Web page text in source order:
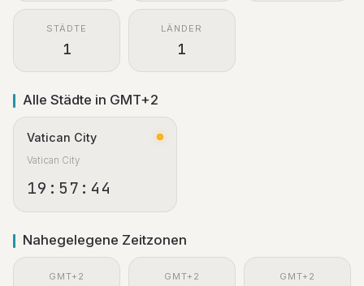
STÄDTE
1
LÄNDER
1
Alle Städte in GMT+2
Vatican City
Vatican City
19:57:45
Nahegelegene Zeitzonen
GMT+2 GMT+2 GMT+2